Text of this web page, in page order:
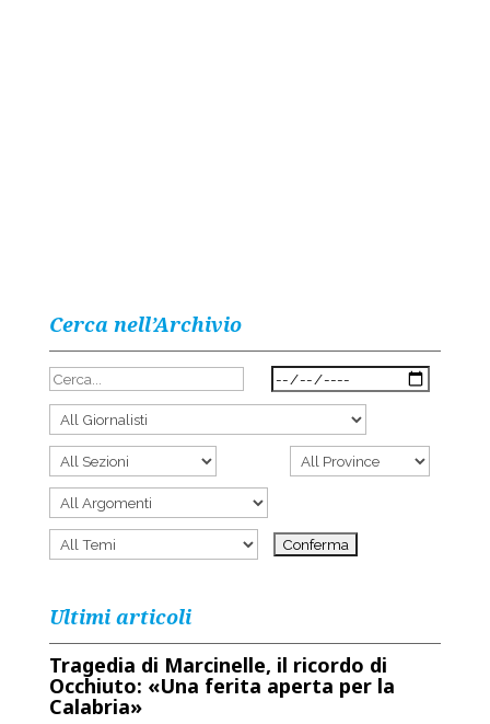
Cerca nell’Archivio
Ultimi articoli
Tragedia di Marcinelle, il ricordo di
Occhiuto: «Una ferita aperta per la
Calabria»